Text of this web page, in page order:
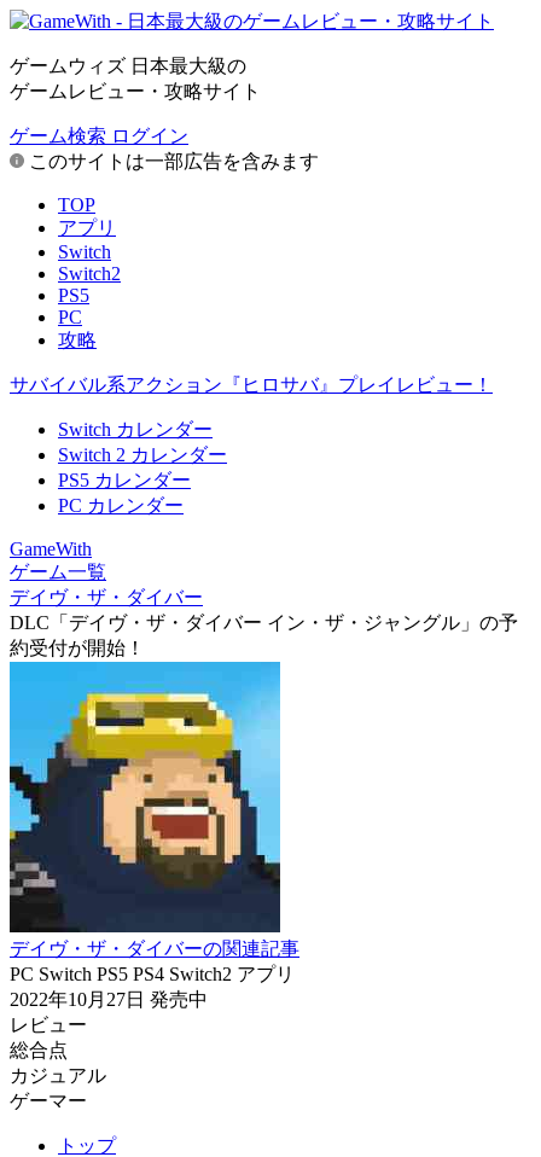
ゲームウィズ 日本最大級の
ゲームレビュー・攻略サイト
ゲーム検索 ログイン
このサイトは一部広告を含みます
TOP
アプリ
Switch
Switch2
PS5
PC
攻略
サバイバル系アクション『ヒロサバ』プレイレビュー！
Switch カレンダー
Switch 2 カレンダー
PS5 カレンダー
PC カレンダー
GameWith
ゲーム一覧
デイヴ・ザ・ダイバー
DLC「デイヴ・ザ・ダイバー イン・ザ・ジャングル」の予
約受付が開始！
デイヴ・ザ・ダイバーの関連記事
PC Switch PS5 PS4 Switch2 アプリ
2022年10月27日 発売中
レビュー
総合点
カジュアル
ゲーマー
トップ